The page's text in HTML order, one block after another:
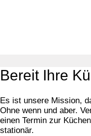
Bereit Ihre
Es ist unsere Mission,
Ohne wenn und aber.
einen Termin zur
stationär.